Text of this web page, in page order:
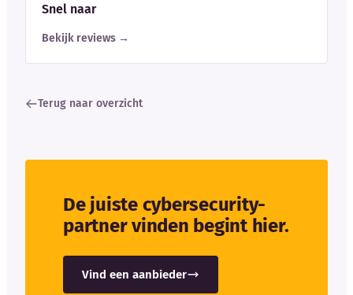
Snel naar
Bekijk reviews →
Terug naar overzicht
De juiste cybersecurity-
partner vinden begint hier.
Vind een aanbieder